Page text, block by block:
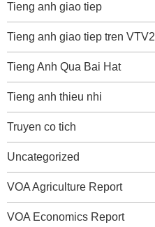
Tieng anh giao tiep
Tieng anh giao tiep tren VTV2
Tieng Anh Qua Bai Hat
Tieng anh thieu nhi
Truyen co tich
Uncategorized
VOA Agriculture Report
VOA Economics Report